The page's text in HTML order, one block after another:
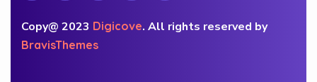
Copy@ 2023 Digicove. All rights reserved by
BravisThemes